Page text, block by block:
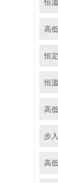
恒
高
恒
恒
高
步
高